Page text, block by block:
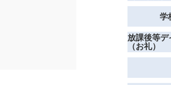
学
放課後等
（お礼）